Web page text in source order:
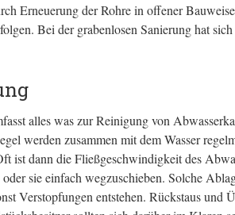
Erneuerung der Rohre in offener
Bei der grabenlosen Sanierung hat
alles was zur Reinigung von
werden zusammen mit dem Wasser
ist dann die Fließgeschwindigkeit des
sie einfach wegzuschieben. Solche
Verstopfungen entstehen. Rückstaus und